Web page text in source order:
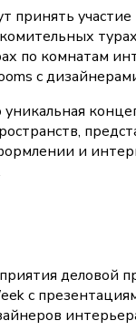
принять
по комнатам
с
уникальная
и
деловой
с